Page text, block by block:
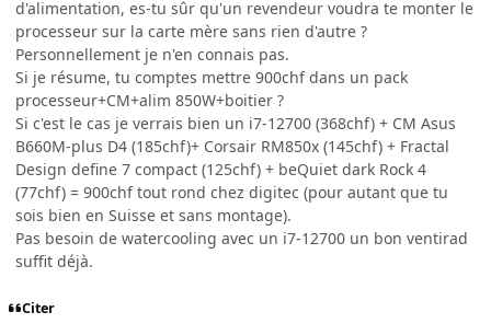
d'alimentation, es-tu sûr qu'un revendeur voudra te monter le
processeur sur la carte mère sans rien d'autre ?
Personnellement je n'en connais pas.
Si je résume, tu comptes mettre 900chf dans un pack
processeur+CM+alim 850W+boitier ?
Si c'est le cas je verrais bien un i7-12700 (368chf) + CM Asus
B660M-plus D4 (185chf)+ Corsair RM850x (145chf) + Fractal
Design define 7 compact (125chf) + beQuiet dark Rock 4
(77chf) = 900chf tout rond chez digitec (pour autant que tu
sois bien en Suisse et sans montage).
Pas besoin de watercooling avec un i7-12700 un bon ventirad
suffit déjà.
Citer